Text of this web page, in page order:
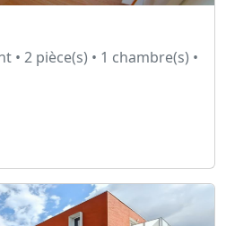
• 2 pièce(s) • 1 chambre(s) •